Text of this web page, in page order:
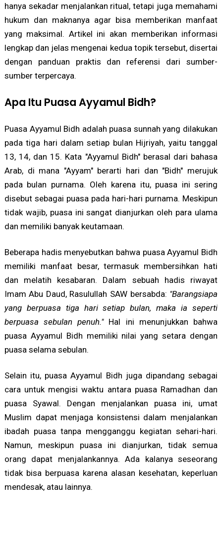
hanya sekadar menjalankan ritual, tetapi juga memahami
hukum dan maknanya agar bisa memberikan manfaat
yang maksimal. Artikel ini akan memberikan informasi
lengkap dan jelas mengenai kedua topik tersebut, disertai
dengan panduan praktis dan referensi dari sumber-
sumber terpercaya.
Apa Itu Puasa Ayyamul Bidh?
Puasa Ayyamul Bidh adalah puasa sunnah yang dilakukan
pada tiga hari dalam setiap bulan Hijriyah, yaitu tanggal
13, 14, dan 15. Kata "Ayyamul Bidh" berasal dari bahasa
Arab, di mana "Ayyam" berarti hari dan "Bidh" merujuk
pada bulan purnama. Oleh karena itu, puasa ini sering
disebut sebagai puasa pada hari-hari purnama. Meskipun
tidak wajib, puasa ini sangat dianjurkan oleh para ulama
dan memiliki banyak keutamaan.
Beberapa hadis menyebutkan bahwa puasa Ayyamul Bidh
memiliki manfaat besar, termasuk membersihkan hati
dan melatih kesabaran. Dalam sebuah hadis riwayat
Imam Abu Daud, Rasulullah SAW bersabda: "Barangsiapa
yang berpuasa tiga hari setiap bulan, maka ia seperti
berpuasa sebulan penuh."Hal ini menunjukkan bahwa
puasa Ayyamul Bidh memiliki nilai yang setara dengan
puasa selama sebulan.
Selain itu, puasa Ayyamul Bidh juga dipandang sebagai
cara untuk mengisi waktu antara puasa Ramadhan dan
puasa Syawal. Dengan menjalankan puasa ini, umat
Muslim dapat menjaga konsistensi dalam menjalankan
ibadah puasa tanpa mengganggu kegiatan sehari-hari.
Namun, meskipun puasa ini dianjurkan, tidak semua
orang dapat menjalankannya. Ada kalanya seseorang
tidak bisa berpuasa karena alasan kesehatan, keperluan
mendesak, atau lainnya.